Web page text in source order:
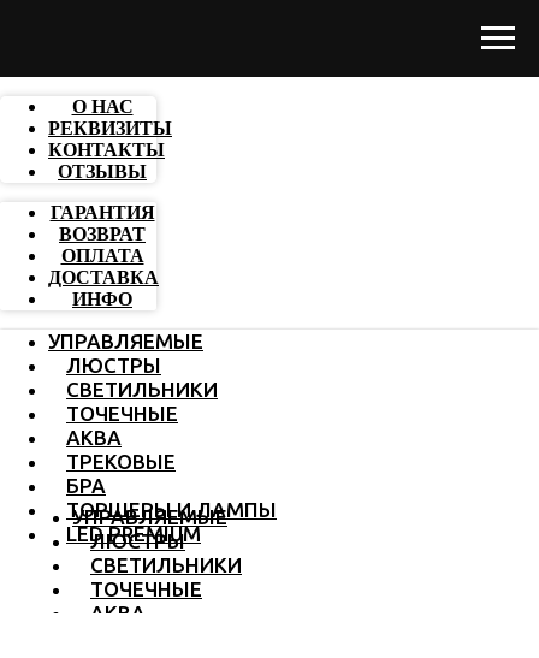
О НАС
РЕКВИЗИТЫ
КОНТАКТЫ
ОТЗЫВЫ
ГАРАНТИЯ
ВОЗВРАТ
ОПЛАТА
ДОСТАВКА
ИНФО
УПРАВЛЯЕМЫЕ
ЛЮСТРЫ
СВЕТИЛЬНИКИ
ТОЧЕЧНЫЕ
АКВА
ТРЕКОВЫЕ
БРА
ТОРШЕРЫ И ЛАМПЫ
LED PREMIUM
УПРАВЛЯЕМЫЕ
ЛЮСТРЫ
СВЕТИЛЬНИКИ
ТОЧЕЧНЫЕ
АКВА